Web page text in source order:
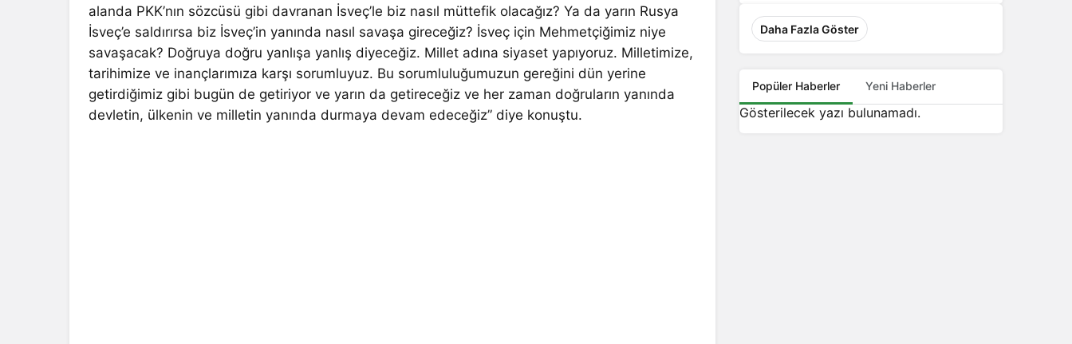
alanda PKK’nın sözcüsü gibi davranan İsveç’le biz nasıl müttefik olacağız? Ya da yarın Rusya
İsveç’e saldırırsa biz İsveç’in yanında nasıl savaşa gireceğiz? İsveç için Mehmetçiğimiz niye
savaşacak? Doğruya doğru yanlışa yanlış diyeceğiz. Millet adına siyaset yapıyoruz. Milletimize,
tarihimize ve inançlarımıza karşı sorumluyuz. Bu sorumluluğumuzun gereğini dün yerine
getirdiğimiz gibi bugün de getiriyor ve yarın da getireceğiz ve her zaman doğruların yanında
devletin, ülkenin ve milletin yanında durmaya devam edeceğiz” diye konuştu.
Daha Fazla Göster
Popüler Haberler Yeni Haberler
Gösterilecek yazı bulunamadı.